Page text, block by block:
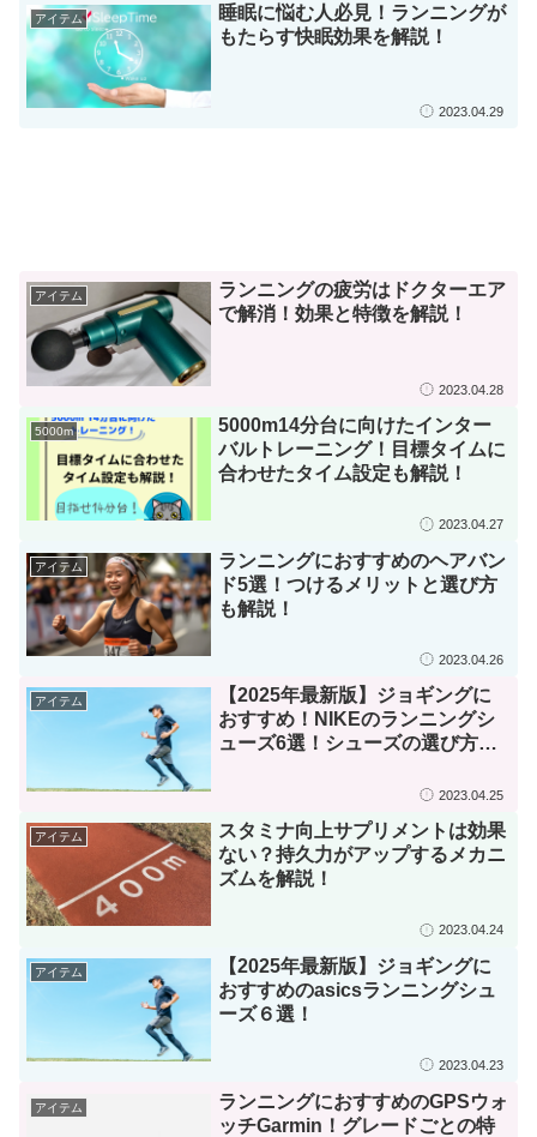
アイテム
睡眠に悩む人必見！ランニングが
もたらす快眠効果を解説！
2023.04.29
アイテム
ランニングの疲労はドクターエア
で解消！効果と特徴を解説！
2023.04.28
5000m
5000m14分台に向けたインター
バルトレーニング！目標タイムに
合わせたタイム設定も解説！
2023.04.27
アイテム
ランニングにおすすめのヘアバン
ド5選！つけるメリットと選び方
も解説！
2023.04.26
アイテム
【2025年最新版】ジョギングに
おすすめ！NIKEのランニングシ
ューズ6選！シューズの選び方も
2023.04.25
アイテム
スタミナ向上サプリメントは効果
ない？持久力がアップするメカニ
ズムを解説！
2023.04.24
アイテム
【2025年最新版】ジョギングに
おすすめのasicsランニングシュ
ーズ６選！
2023.04.23
アイテム
ランニングにおすすめのGPSウォ
ッチGarmin！グレードごとの特